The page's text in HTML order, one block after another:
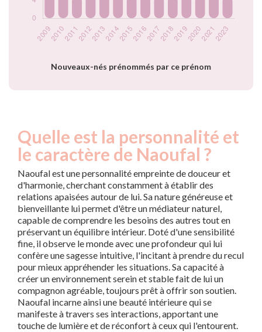
Nouveaux-nés prénommés par ce prénom
prénom Naoufal
par année
Quelle est la personnalité et
le caractère de Naoufal ?
Naoufal est une personnalité empreinte de douceur et
d'harmonie, cherchant constamment à établir des
relations apaisées autour de lui. Sa nature généreuse et
bienveillante lui permet d'être un médiateur naturel,
capable de comprendre les besoins des autres tout en
préservant un équilibre intérieur. Doté d'une sensibilité
fine, il observe le monde avec une profondeur qui lui
confère une sagesse intuitive, l'incitant à prendre du recul
pour mieux appréhender les situations. Sa capacité à
créer un environnement serein et stable fait de lui un
compagnon agréable, toujours prêt à offrir son soutien.
Naoufal incarne ainsi une beauté intérieure qui se
manifeste à travers ses interactions, apportant une
touche de lumière et de réconfort à ceux qui l'entourent.